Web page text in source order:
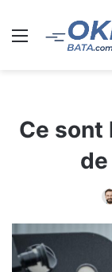
Menu
Ce sont